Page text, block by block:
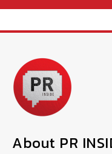
About PR